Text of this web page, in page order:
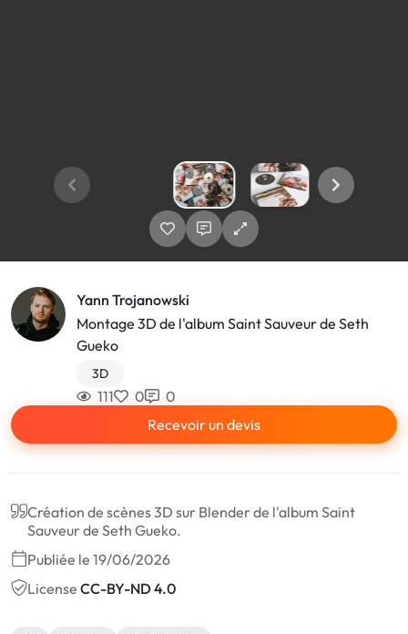
Yann Trojanowski
Montage 3D de l'album Saint Sauveur de Seth
Gueko
3D
111 0
0
Recevoir un devis
Création de scènes 3D sur Blender de l'album Saint
Sauveur de Seth Gueko.
Publiée le 19/06/2026
License CC-BY-ND 4.0